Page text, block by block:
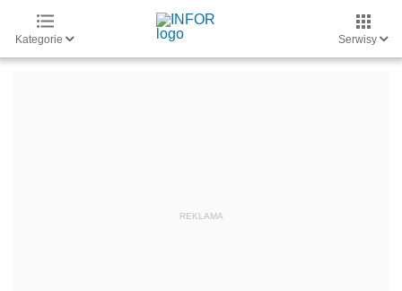
Kategorie Serwisy